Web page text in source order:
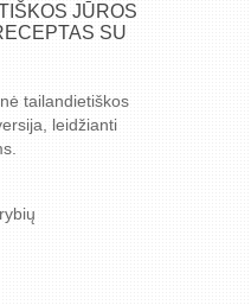
JŪROS
SU
tailandietiškos
leidžianti